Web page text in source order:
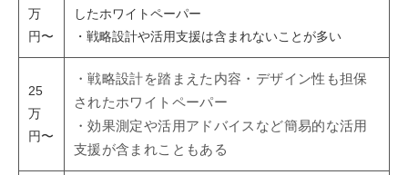
万
円〜
したホワイトペーパー
・戦略設計や活用支援は含まれないことが多い
25
万
円〜
・戦略設計を踏まえた内容・デザイン性も担保
されたホワイトペーパー
・効果測定や活用アドバイスなど簡易的な活用
支援が含まれこともある